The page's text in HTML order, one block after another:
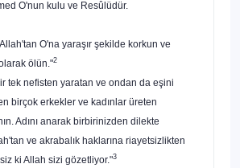
O'nun kulu ve Resûlüdür.
O'na yaraşır şekilde korkun ve
ölün."2
tek nefisten yaratan ve ondan da eşini
birçok erkekler ve kadınlar üreten
Adını anarak birbiri­nizden dilekte
ve akrabalık haklarına riayetsizlikten
ki Allah sizi gözetliyor."3